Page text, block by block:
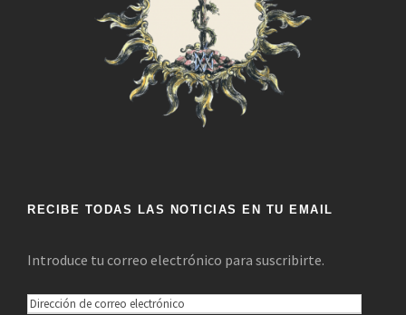
RECIBE TODAS LAS NOTICIAS EN TU EMAIL
Introduce tu correo electrónico para suscribirte.
D